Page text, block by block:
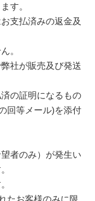
す。
支払済みの返金及
。
社が販売及び発送
の証明になるもの
回等メール)を添付
者のみ）が発生い
たお客様のみに限